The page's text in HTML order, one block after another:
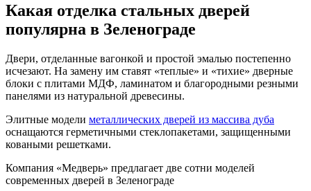
Какая отделка стальных дверей
популярна в Зеленограде
Двери, отделанные вагонкой и простой эмалью постепенно
исчезают. На замену им ставят «теплые» и «тихие» дверные
блоки с плитами МДФ, ламинатом и благородными резными
панелями из натуральной древесины.
Элитные модели металлических дверей из массива дуба
оснащаются герметичными стеклопакетами, защищенными
коваными решетками.
Компания «Медверь» предлагает две сотни моделей
современных дверей в Зеленограде